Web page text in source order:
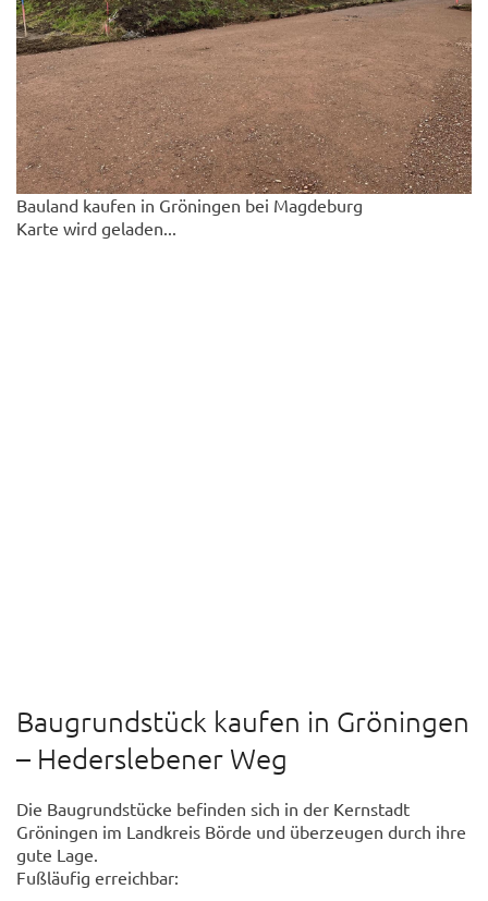
Bauland kaufen in Gröningen bei Magdeburg
Karte wird geladen...
Baugrundstück kaufen in Gröningen
– Hederslebener Weg
Die Baugrundstücke befinden sich in der Kernstadt
Gröningen im Landkreis Börde und überzeugen durch ihre
gute Lage.
Fußläufig erreichbar: